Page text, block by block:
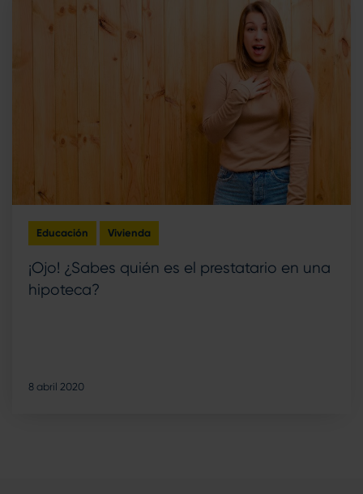
Educación Vivienda
¡Ojo! ¿Sabes quién es el prestatario en una
hipoteca?
8 abril 2020